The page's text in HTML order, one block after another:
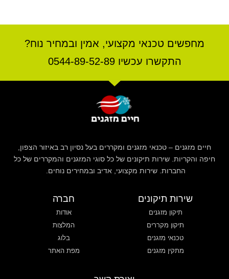
מחפשים טכנאי מקצועי, אמין ובמחיר נוח?
התקשרו עכשיו 0544-89-52-89
חיים מזגנים – טכנאי מזגנים ומקררים בעל נסיון רב באיזור הצפון,
חיפה והקריות. שירות תיקונים של כל סוגי המזגנים והמקררים של כל
החברות. שירות מקצועי, אדיב ובמחירים נוחים.
שירות תיקונים
תיקון מזגנים
תיקון מקררים
טכנאי מזגנים
מתקין מזגנים
חברה
אודות
המלצות
בלוג
מפת האתר